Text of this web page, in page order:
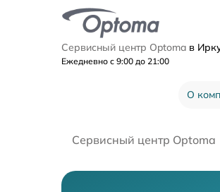
Сервисный центр Optoma в
Ежедневно с 9:00 до 21:00
О
Сервисный центр Optoma